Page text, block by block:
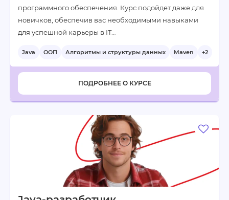
программного обеспечения. Курс подойдет даже для
новичков, обеспечив вас необходимыми навыками
для успешной карьеры в IT…
Java ООП Алгоритмы и структуры данных Maven +2
ПОДРОБНЕЕ О КУРСЕ